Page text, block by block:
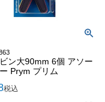
ン大90mm 6個 アソー
Prym プリム
税込